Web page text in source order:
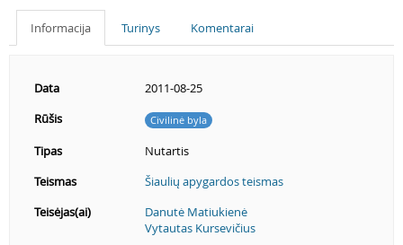
Informacija Turinys Komentarai
Data
2011-08-25
Rūšis
Civilinė byla
Tipas
Nutartis
Teismas
Šiaulių apygardos teismas
Teisėjas(ai)
Danutė Matiukienė
Vytautas Kursevičius